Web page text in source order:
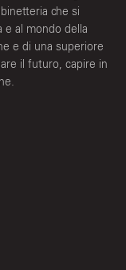
che si
e al mondo della
e di una superiore
il futuro, capire in